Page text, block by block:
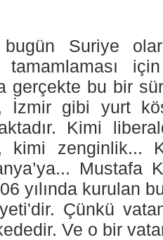
Suriye
tamamlaması
gerçekte bu bir
İzmir gibi yurt
Kimi
kimi zenginlik...
Mustafa
yılında kurulan
Çünkü
Ve o bir